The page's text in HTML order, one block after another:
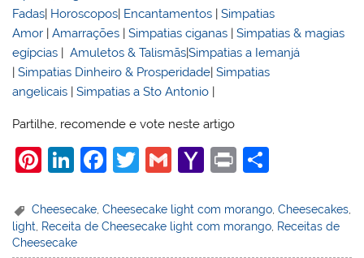
Fadas| Horoscopos| Encantamentos |Simpatias
Amor |Amarrações |Simpatias ciganas |Simpatias & magias
egípcias |Amuletos & Talismãs|Simpatias a Iemanjá
|Simpatias Dinheiro & Prosperidade|Simpatias
angelicais |Simpatias a Sto Antonio |
Partilhe, recomende e vote neste artigo
Pi
er
e
Li
k
e
F
c
e
T
itt
er
G
ai
l
Y
h
o
Pr
t
ar
e
Cheesecake ,Cheesecake light com morango ,Cheesecakes
light
Receita de Cheesecake light com morango Receitas de
Cheesecake